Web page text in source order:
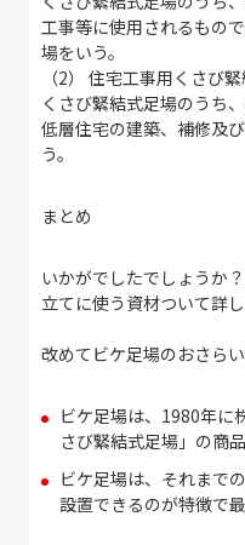
工事等に使用されるもの
場をいう。
（2） 住宅工事用くさび
くさび緊結式足場のうち
低層住宅の建築、補修及
う。
まとめ
いかがでしたでしょうか
立てに使う資材ついて詳
改めてビケ足場のおさらい
ビケ足場は、1980年に
さび緊結式足場」の商
ビケ足場は、それまで
設置できるのが特徴で